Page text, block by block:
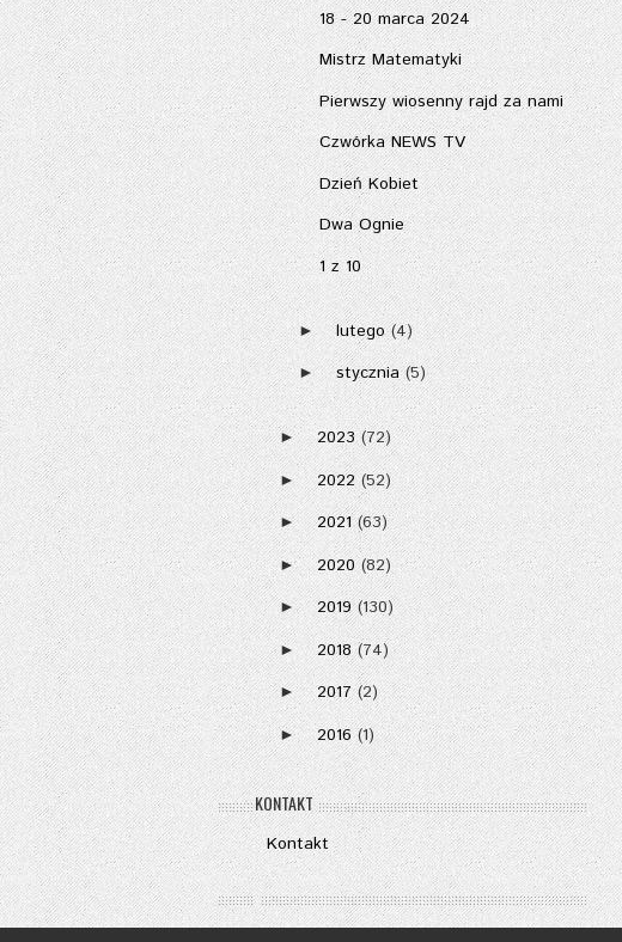
18 - 20 marca 2024
Mistrz Matematyki
Pierwszy wiosenny rajd za nami
Czwórka NEWS TV
Dzień Kobiet
Dwa Ognie
1 z 10
► lutego (4)
► stycznia (5)
► 2023 (72)
► 2022 (52)
► 2021 (63)
► 2020 (82)
► 2019 (130)
► 2018 (74)
► 2017 (2)
► 2016 (1)
KONTAKT
Kontakt